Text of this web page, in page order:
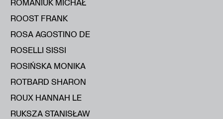
ROMANIUK MICHAŁ
ROOST FRANK
ROSA AGOSTINO DE
ROSELLI SISSI
ROSIŃSKA MONIKA
ROTBARD SHARON
ROUX HANNAH LE
RUKSZA STANISŁAW